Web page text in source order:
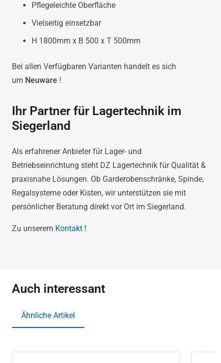
Pflegeleichte Oberfläche
Vielseitig einsetzbar
H 1800mm x B 500 x T 500mm
Bei allen Verfügbaren Varianten handelt es sich
um Neuware !
Ihr Partner für Lagertechnik im
Siegerland
Als erfahrener Anbieter für Lager- und
Betriebseinrichtung steht DZ Lagertechnik für Qualität &
praxisnahe Lösungen. Ob Garderobenschränke, Spinde,
Regalsysteme oder Kisten, wir unterstützen sie mit
persönlicher Beratung direkt vor Ort im Siegerland.
Zu unserem Kontakt !
Auch interessant
Ähnliche Artikel